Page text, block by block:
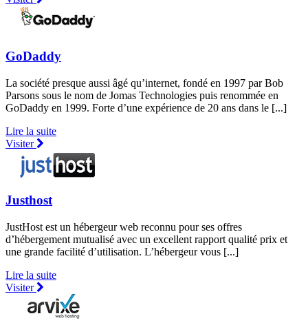
GoDaddy
La société presque aussi âgé qu’internet, fondé en 1997 par Bob
Parsons sous le nom de Jomas Technologies puis renommée en
GoDaddy en 1999. Forte d’une expérience de 20 ans dans le [...]
Lire la suite
Visiter
Justhost
JustHost est un hébergeur web reconnu pour ses offres
d’hébergement mutualisé avec un excellent rapport qualité prix et
une grande facilité d’utilisation. L’hébergeur vous [...]
Lire la suite
Visiter